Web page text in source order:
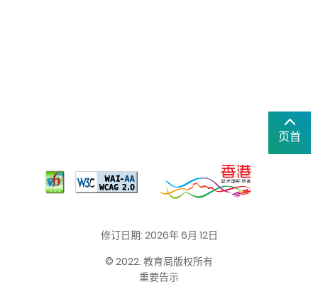
页首
修订日期: 2026年 6月 12日
© 2022. 教育局版权所有
重要告示